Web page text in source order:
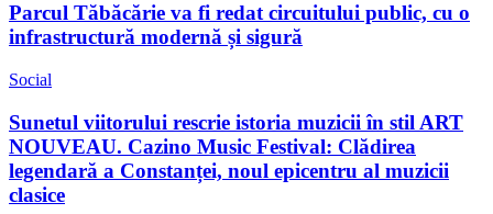
Parcul Tăbăcărie va fi redat circuitului public, cu o
infrastructură modernă și sigură
Social
Sunetul viitorului rescrie istoria muzicii în stil ART
NOUVEAU. Cazino Music Festival: Clădirea
legendară a Constanței, noul epicentru al muzicii
clasice